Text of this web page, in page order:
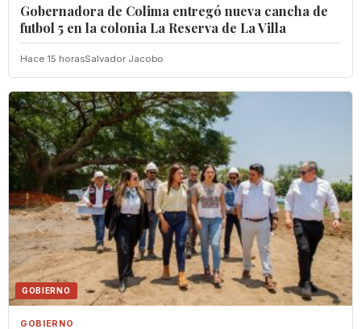
Gobernadora de Colima entregó nueva cancha de
futbol 5 en la colonia La Reserva de La Villa
Hace 15 horasSalvador Jacobo
GOBIERNO
GOBIERNO